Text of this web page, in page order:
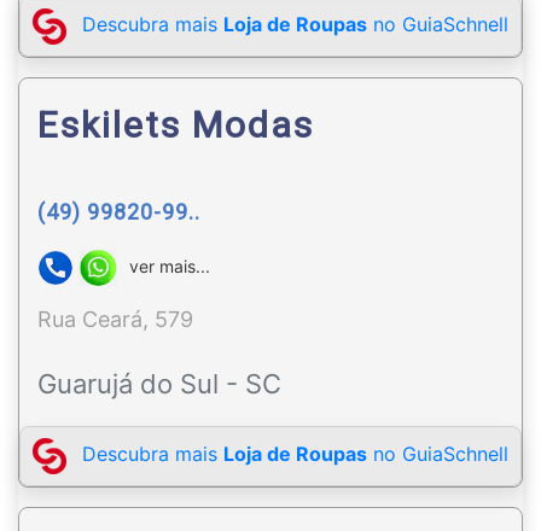
Descubra mais Loja de Roupas no GuiaSchnell
Eskilets Modas
(49) 99820-99..
ver mais...
Rua Ceará, 579
Guarujá do Sul - SC
Descubra mais Loja de Roupas no GuiaSchnell